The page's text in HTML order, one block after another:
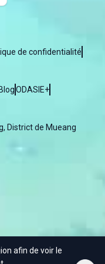
de confidentialité
BlogODASIE+
District de Mueang
Co. Ltd
afin de voir le